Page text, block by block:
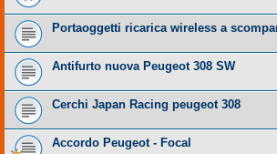
Portaoggetti ricarica wireless a
Antifurto nuova Peugeot 308 SW
Cerchi Japan Racing peugeot 308
Accordo Peugeot - Focal